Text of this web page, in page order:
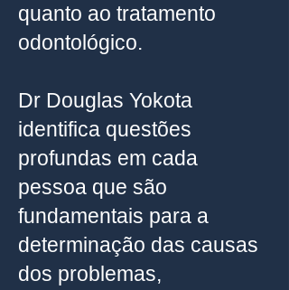
quanto ao tratamento
odontológico.
Dr Douglas Yokota
identifica questões
profundas em cada
pessoa que são
fundamentais para a
determinação das causas
dos problemas,